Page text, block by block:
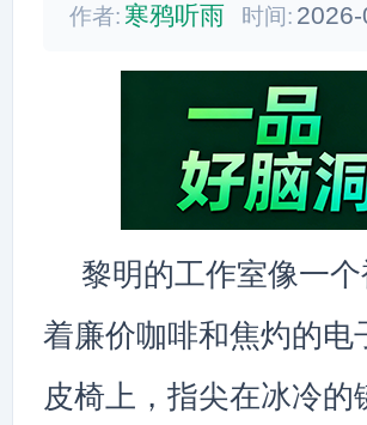
作者: 寒鸦听雨 时间:
黎明的工作室像一
着廉价咖啡和焦灼的
皮椅上，指尖在冰冷